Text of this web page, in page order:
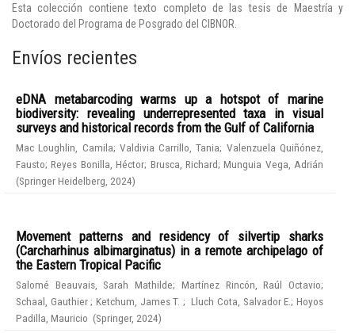
Esta colección contiene texto completo de las tesis de Maestría y
Doctorado del Programa de Posgrado del CIBNOR.
Envíos recientes
eDNA metabarcoding warms up a hotspot of marine
biodiversity: revealing underrepresented taxa in visual
surveys and historical records from the Gulf of California
Mac Loughlin, Camila; Valdivia Carrillo, Tania; Valenzuela Quiñónez,
Fausto;Reyes Bonilla, Héctor; Brusca, Richard;Munguia Vega, Adrián
(Springer Heidelberg 2024)
Movement patterns and residency of silvertip sharks
(Carcharhinus albimarginatus) in a remote archipelago of
the Eastern Tropical Pacific
Salomé Beauvais, Sarah Mathilde; Martínez Rincón, Raúl Octavio;
Schaal, Gauthier;Ketchum, James T.; Lluch Cota, Salvador E.;Hoyos
Padilla, Mauricio (Springer, 2024)